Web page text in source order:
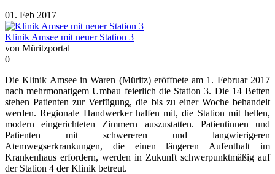
01. Feb 2017
Klinik Amsee mit neuer Station 3
von Müritzportal
0
Die Klinik Amsee in Waren (Müritz) eröffnete am 1. Februar 2017
nach mehrmonatigem Umbau feierlich die Station 3. Die 14 Betten
stehen Patienten zur Verfügung, die bis zu einer Woche behandelt
werden. Regionale Handwerker halfen mit, die Station mit hellen,
modern eingerichteten Zimmern auszustatten. Patientinnen und
Patienten mit schwereren und langwierigeren
Atemwegserkrankungen, die einen längeren Aufenthalt im
Krankenhaus erfordern, werden in Zukunft schwerpunktmäßig auf
der Station 4 der Klinik betreut.